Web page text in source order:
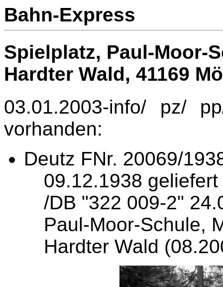
Bahn-Express
Spielplatz, Paul-Moor-
Hardter Wald, 41169
03.01.2003-info/ pz/
vorhanden:
Deutz FNr. 20069/
09.12.1938
/DB "322 009-2"
Paul-Moor-Schule,
Hardter Wald